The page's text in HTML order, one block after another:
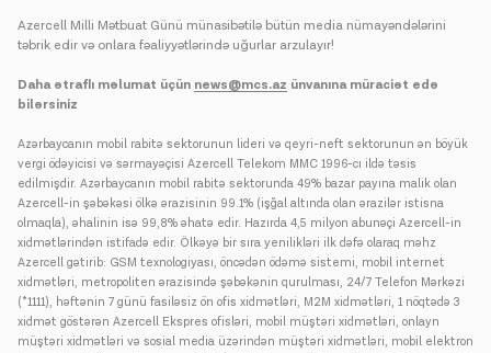
Azercell Milli Mətbuat Günü münasibətilə bütün media nümayəndələrini
təbrik edir və onlara fəaliyyətlərində uğurlar arzulayır!
Daha ətraflı məlumat üçün news@mcs.az ünvanına müraciət edə
bilərsiniz
Azərbaycanın mobil rabitə sektorunun lideri və qeyri-neft sektorunun ən böyük
vergi ödəyicisi və sərmayəçisi Azercell Telekom MMC 1996-cı ildə təsis
edilmişdir. Azərbaycanın mobil rabitə sektorunda 49% bazar payına malik olan
Azercell-in şəbəkəsi ölkə ərazisinin 99.1% (işğal altında olan ərazilər istisna
olmaqla), əhalinin isə 99,8% əhatə edir. Hazırda 4,5 milyon abunəçi Azercell-in
xidmətlərindən istifadə edir. Ölkəyə bir sıra yenilikləri ilk dəfə olaraq məhz
Azercell gətirib: GSM texnologiyası, öncədən ödəmə sistemi, mobil internet
xidmətləri, metropoliten ərazisində şəbəkənin qurulması, 24/7 Telefon Mərkəzi
(*1111), həftənin 7 günü fasiləsiz ön ofis xidmətləri, M2M xidmətləri, 1 nöqtədə 3
xidmət göstərən Azercell Ekspres ofisləri, mobil müştəri xidmətləri, onlayn
müştəri xidmətləri və sosial media üzərindən müştəri xidmətləri, mobil elektron